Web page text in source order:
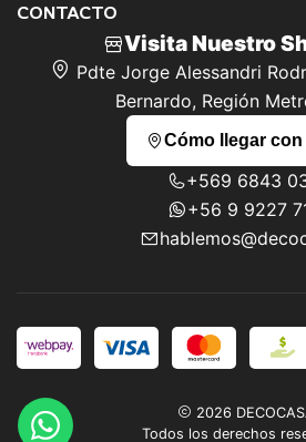
CONTACTO
Visita Nuestro
Pdte Jorge Alessandri
Bernardo, Región
Cómo llegar con
+569 6843
+56 9 9227
2026
Todos los derechos